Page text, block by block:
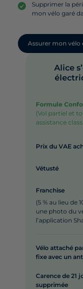
Supprimer la
mon vélo garé
Assurer mon vélo
Alice
Formule
(Vol partiel et
assistance
Prix du VAE
Vétusté
Franchise
(5 % au lieu de
une photo du
l’application
Vélo attaché
fixe avec un
Carence de 21
supprimée